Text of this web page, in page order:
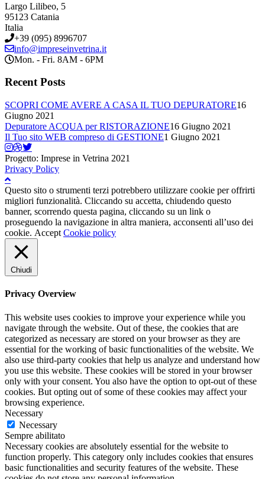
Largo Lilibeo, 5
95123 Catania
Italia
+39 (095) 8996707
info@impreseinvetrina.it
Mon. - Fri. 8AM - 6PM
Recent Posts
SCOPRI COME AVERE A CASA IL TUO DEPURATORE16
Giugno 2021
Depuratore ACQUA per RISTORAZIONE16 Giugno 2021
Il Tuo sito WEB compreso di GESTIONE1 Giugno 2021
Progetto: Imprese in Vetrina 2021
Privacy Policy
Questo sito o strumenti terzi potrebbero utilizzare cookie per offrirti
migliori funzionalità. Cliccando su accetta, chiudendo questo
banner, scorrendo questa pagina, cliccando su un link o
proseguendo la navigazione in altra maniera, acconsenti all’uso dei
cookie. Accept Cookie policy
Chiudi
Privacy Overview
This website uses cookies to improve your experience while you
navigate through the website. Out of these, the cookies that are
categorized as necessary are stored on your browser as they are
essential for the working of basic functionalities of the website. We
also use third-party cookies that help us analyze and understand how
you use this website. These cookies will be stored in your browser
only with your consent. You also have the option to opt-out of these
cookies. But opting out of some of these cookies may affect your
browsing experience.
Necessary
Necessary
Sempre abilitato
Necessary cookies are absolutely essential for the website to
function properly. This category only includes cookies that ensures
basic functionalities and security features of the website. These